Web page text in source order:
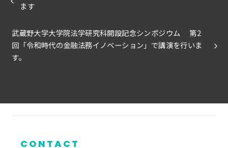
ます
武蔵野大学大学院法学研究科開設記念シンポジウム 第2
回「令和時代の金融法務イノベーション」で講演を行いま
す。
CONTACT